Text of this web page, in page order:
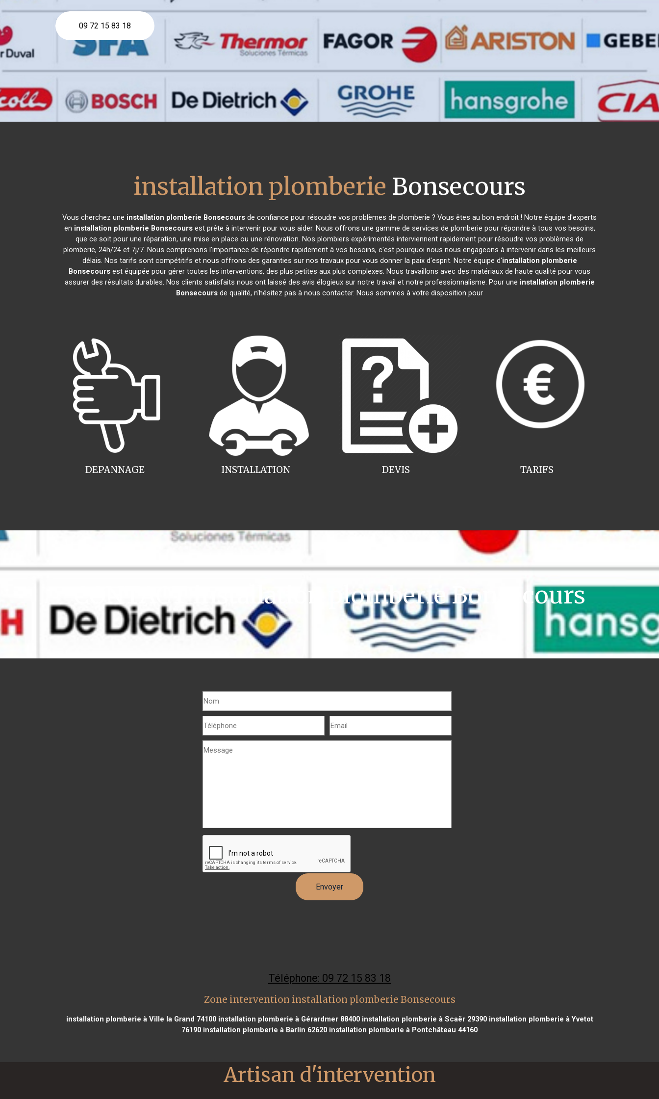
09 72 15 83 18
installation plomberie Bonsecours
Vous cherchez une installation plomberie Bonsecours de confiance pour résoudre vos problèmes de plomberie ? Vous êtes au bon endroit ! Notre équipe d'experts
en installation plomberie Bonsecoursest prête à intervenir pour vous aider. Nous offrons une gamme de services de plomberie pour répondre à tous vos besoins,
que ce soit pour une réparation, une mise en place ou une rénovation. Nos plombiers expérimentés interviennent rapidement pour résoudre vos problèmes de
plomberie, 24h/24 et 7j/7. Nous comprenons l'importance de répondre rapidement à vos besoins, c'est pourquoi nous nous engageons à intervenir dans les meilleurs
délais. Nos tarifs sont compétitifs et nous offrons des garanties sur nos travaux pour vous donner la paix d'esprit. Notre équipe d'installation plomberie
Bonsecours est équipée pour gérer toutes les interventions, des plus petites aux plus complexes. Nous travaillons avec des matériaux de haute qualité pour vous
assurer des résultats durables. Nos clients satisfaits nous ont laissé des avis élogieux sur notre travail et notre professionnalisme. Pour une installation plomberie
Bonsecours de qualité, n'hésitez pas à nous contacter. Nous sommes à votre disposition pour
INSTALLATION
DEPANNAGE TARIFS
DEVIS
CONTACT installation plomberie Bonsecours
Téléphone: 09 72 15 83 18
Zone intervention installation plomberie Bonsecours
installation plomberie à Ville la Grand 74100installation plomberie à Gérardmer 88400installation plomberie à Scaër 29390installation plomberie à Yvetot
76190 installation plomberie à Barlin 62620 installation plomberie à Pontchâteau 44160
Artisan d'intervention